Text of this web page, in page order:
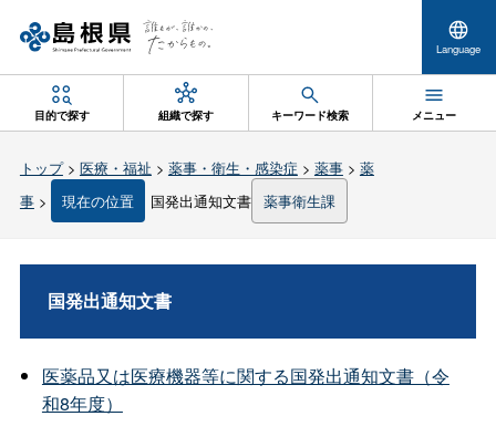
Language
目的で探す 組織で探す キーワード検索 メニュー
トップ> 医療・福祉 > 薬事・衛生・感染症 > 薬事> 薬
事> 現在の位置 国発出通知文書 薬事衛生課
国発出通知文書
医薬品又は医療機器等に関する国発出通知文書（令
和8年度）